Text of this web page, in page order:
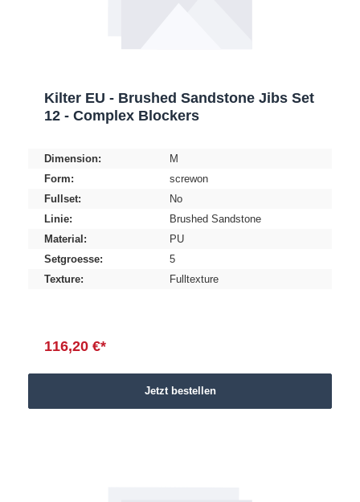
Kilter EU - Brushed Sandstone Jibs Set
12 - Complex Blockers
Dimension:
M
Form:
screwon
Fullset:
No
Linie:
Brushed Sandstone
Material:
PU
Setgroesse:
5
Texture:
Fulltexture
116,20 €*
Jetzt bestellen